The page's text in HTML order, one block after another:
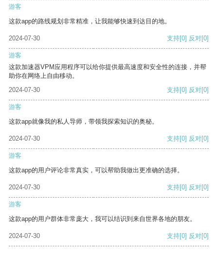
游客
这款app的路线规划非常精准，让我能够快速到达目的地。
2024-07-30 支持[0] 反对[0]
游客
这款加速器VPM应用程序可以给你提供最高速度和安全性的连接，并帮
助你在网络上自由移动。
2024-07-30
支持[0] 反对[0]
游客
这款app就像我的私人导师，带领我探索知识的奥秘。
2024-07-30 支持[0] 反对[0]
游客
这款app的用户评论非常真实，可以帮助我做出更准确的选择。
2024-07-30 支持[0] 反对[0]
游客
这款app的用户群体非常庞大，我可以结识到来自世界各地的朋友。
2024-07-30 支持[0] 反对[0]